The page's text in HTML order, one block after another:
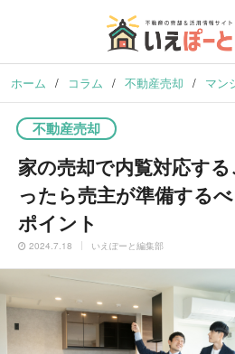
ホーム / コラム / 不動産売却 / マン
不動産売却
家の売却で内覧対応す
ったら売主が準備する
ポイント
2024.7.18 いえぽーと編集部